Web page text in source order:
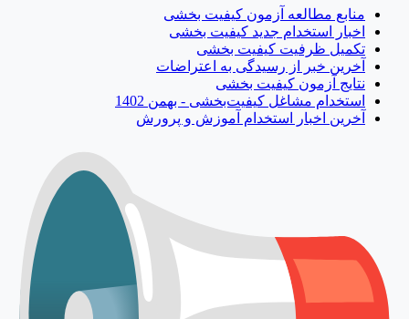
منابع مطالعه آزمون کیفیت بخشی
اخبار استخدام جدید کیفیت بخشی
تکمیل ظرفیت کیفیت بخشی
آخرین خبر از رسیدگی به اعتراضات
نتایج آزمون کیفیت بخشی
استخدام مشاغل کیفیت‌بخشی - بهمن 1402
آخرین اخبار استخدام آموزش و پرورش